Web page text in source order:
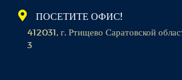
ПОСЕТИТЕ ОФИС!
412031, г. Ртищево Саратовской
3